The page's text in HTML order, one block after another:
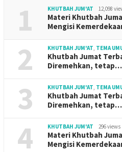
1 KHUTBAH JUM'AT 12,098
Materi Khutbah
Mengisi
2 KHUTBAH JUM'AT, TEMA
Khutbah Jumat
Diremehkan, tetap…
3 KHUTBAH JUM'AT, TEMA
Khutbah Jumat
Diremehkan, tetap…
4 KHUTBAH JUM'AT 296 views
Materi Khutbah
Mengisi